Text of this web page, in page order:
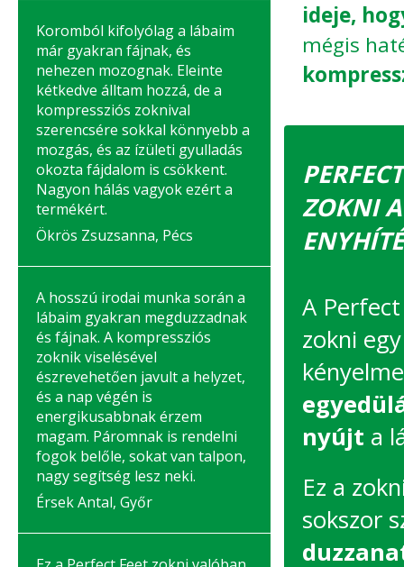
Koromból kifolyólag a lábaim
már gyakran fájnak, és
nehezen mozognak. Eleinte
kétkedve álltam hozzá, de a
kompressziós zoknival
szerencsére sokkal könnyebb a
mozgás, és az ízületi gyulladás
okozta fájdalom is csökkent.
Nagyon hálás vagyok ezért a
termékért.
Ökrös Zsuzsanna, Pécs
A hosszú irodai munka során a
lábaim gyakran megduzzadnak
és fájnak. A kompressziós
zoknik viselésével
észrevehetően javult a helyzet,
és a nap végén is
energikusabbnak érzem
magam. Páromnak is rendelni
fogok belőle, sokat van talpon,
nagy segítség lesz neki.
Érsek Antal, Győr
ideje,
mégis
ZOKNI A
A
zokni
nyújt a
Ez a
sokszor